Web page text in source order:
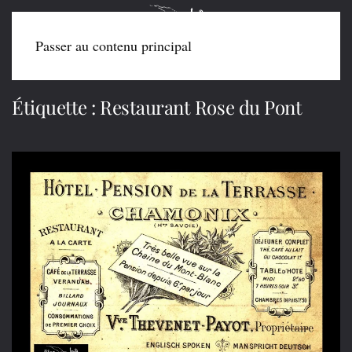
Passer au contenu principal
Étiquette : Restaurant Rose du Pont